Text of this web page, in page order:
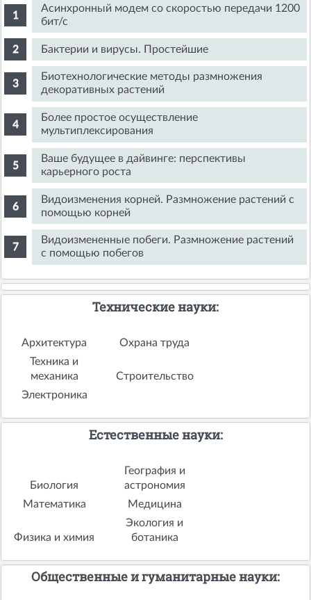
Асинхронный модем со скоростью передачи 1200
бит/с
Бактерии и вирусы. Простейшие
Биотехнологические методы размножения
декоративных растений
Более простое осуществление
мультиплексирования
Ваше будущее в дайвинге: перспективы
карьерного роста
Видоизменения корней. Размножение растений с
помощью корней
Видоизмененные побеги. Размножение растений
с помощью побегов
Технические науки:
Архитектура
Охрана труда
Техника и
механика
Строительство
Электроника
Естественные науки:
Биология
География и
астрономия
Математика
Медицина
Физика и химия
Экология и
ботаника
Общественные и гуманитарные науки: